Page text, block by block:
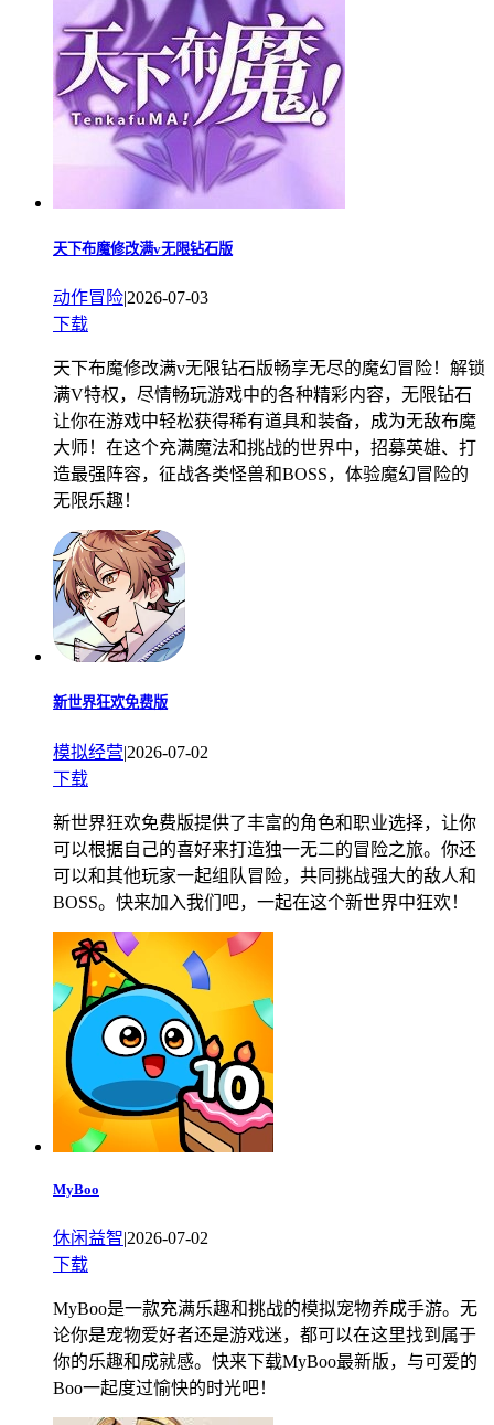
天下布魔修改满v无限钻石版
动作冒险|2026-07-03
下载
天下布魔修改满v无限钻石版畅享无尽的魔幻冒险！解锁
满V特权，尽情畅玩游戏中的各种精彩内容，无限钻石
让你在游戏中轻松获得稀有道具和装备，成为无敌布魔
大师！在这个充满魔法和挑战的世界中，招募英雄、打
造最强阵容，征战各类怪兽和BOSS，体验魔幻冒险的
无限乐趣！
新世界狂欢免费版
模拟经营|2026-07-02
下载
新世界狂欢免费版提供了丰富的角色和职业选择，让你
可以根据自己的喜好来打造独一无二的冒险之旅。你还
可以和其他玩家一起组队冒险，共同挑战强大的敌人和
BOSS。快来加入我们吧，一起在这个新世界中狂欢！
MyBoo
休闲益智|2026-07-02
下载
MyBoo是一款充满乐趣和挑战的模拟宠物养成手游。无
论你是宠物爱好者还是游戏迷，都可以在这里找到属于
你的乐趣和成就感。快来下载MyBoo最新版，与可爱的
Boo一起度过愉快的时光吧！